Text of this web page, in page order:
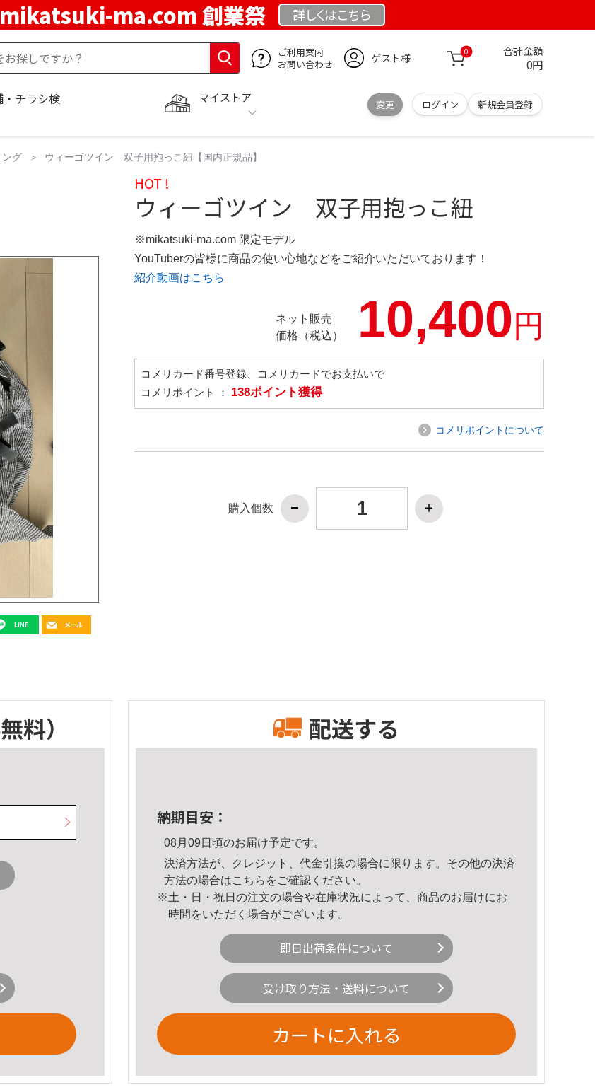
mikatsuki-ma.com 創業祭 詳しくはこちら
ご利用案内
お問い合わせ
ゲスト様 0 合計金額
0円
マイストア
変更 ログイン 新規会員登録
・チラシ検
ング ウィーゴツイン 双子用抱っこ紐【国内正規品】
HOT !
ウィーゴツイン 双子用抱っこ紐
※mikatsuki-ma.com 限定モデル
YouTuberの皆様に商品の使い心地などをご紹介いただいております！
紹介動画はこちら
ネット販売
価格（税込）
10,400円
コメリカード番号登録、コメリカードでお支払いで
コメリポイント ： 138ポイント獲得
コメリポイントについて
購入個数
料） 配送する
納期目安：
08月09日頃のお届け予定です。
決済方法が、クレジット、代金引換の場合に限ります。その他の決済
方法の場合はこちら をご確認ください。
※土・日・祝日の注文の場合や在庫状況によって、商品のお届けにお
時間をいただく場合がございます。
即日出荷条件について
受け取り方法・送料について
カートに入れる